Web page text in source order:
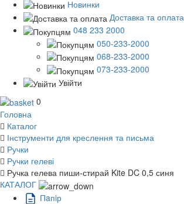
Новинки
Доставка та оплата
048 233 2000
050-233-2000
068-233-2000
073-233-2000
Увійти
0
Головна
Каталог
Інструменти для креслення та письма
Ручки
Ручки гелеві
Ручка гелева пиши-стирай Kite DC 0,5 синя
КАТАЛОГ
Пaпiр